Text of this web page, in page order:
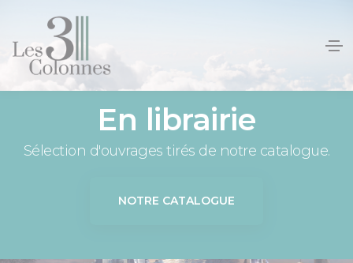
En librairie
Sélection d'ouvrages tirés de notre catalogue.
NOTRE CATALOGUE